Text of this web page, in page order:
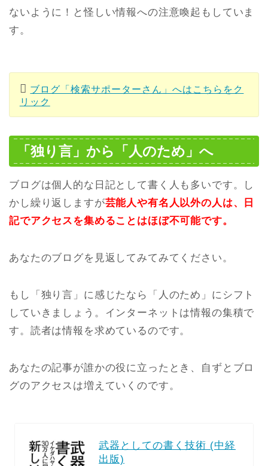
ないように！と怪しい情報への注意喚起もしていま
す。
ブログ「検索サポーターさん」へはこちらをク
リック
「独り言」から「人のため」へ
ブログは個人的な日記として書く人も多いです。し
かし繰り返しますが芸能人や有名人以外の人は、日
記でアクセスを集めることはほぼ不可能です。
あなたのブログを見返してみてみてください。
もし「独り言」に感じたなら「人のため」にシフト
していきましょう。インターネットは情報の集積で
す。読者は情報を求めているのです。
あなたの記事が誰かの役に立ったとき、自ずとブロ
グのアクセスは増えていくのです。
武器としての書く技術 (中経
出版)